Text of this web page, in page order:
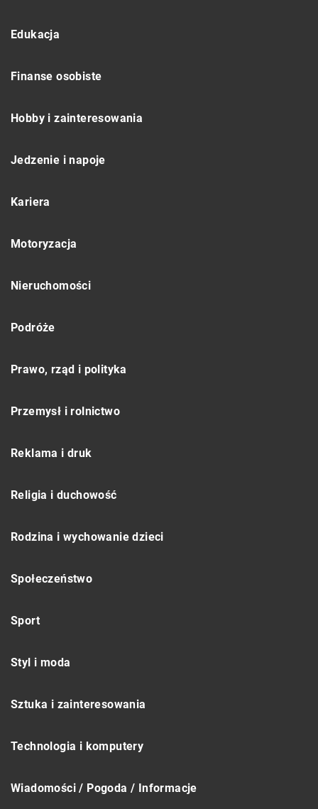
Edukacja
Finanse osobiste
Hobby i zainteresowania
Jedzenie i napoje
Kariera
Motoryzacja
Nieruchomości
Podróże
Prawo, rząd i polityka
Przemysł i rolnictwo
Reklama i druk
Religia i duchowość
Rodzina i wychowanie dzieci
Społeczeństwo
Sport
Styl i moda
Sztuka i zainteresowania
Technologia i komputery
Wiadomości / Pogoda / Informacje